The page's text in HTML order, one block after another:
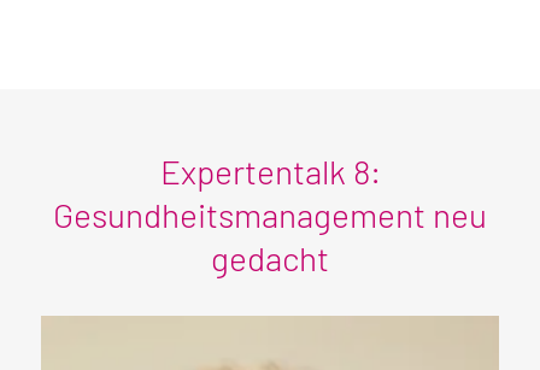
Expertentalk 8:
Gesundheitsmanagement neu
gedacht